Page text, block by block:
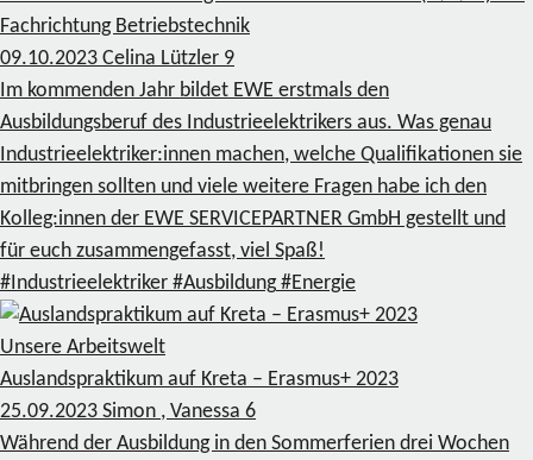
Fachrichtung Betriebstechnik
09.10.2023 Celina Lützler 9
Im kommenden Jahr bildet EWE erstmals den
Ausbildungsberuf des Industrieelektrikers aus. Was genau
Industrieelektriker:innen machen, welche Qualifikationen sie
mitbringen sollten und viele weitere Fragen habe ich den
Kolleg:innen der EWE SERVICEPARTNER GmbH gestellt und
für euch zusammengefasst, viel Spaß!
#Industrieelektriker #Ausbildung #Energie
Unsere Arbeitswelt
Auslandspraktikum auf Kreta – Erasmus+ 2023
25.09.2023 Simon , Vanessa 6
Während der Ausbildung in den Sommerferien drei Wochen